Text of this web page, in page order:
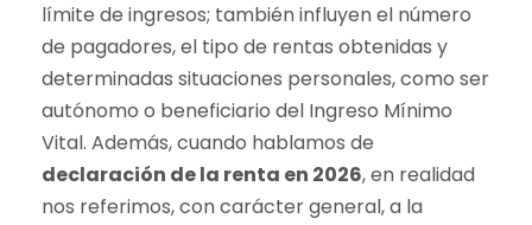
límite de ingresos; también influyen el número
de pagadores, el tipo de rentas obtenidas y
determinadas situaciones personales, como ser
autónomo o beneficiario del Ingreso Mínimo
Vital. Además, cuando hablamos de
declaración de la renta en 2026, en realidad
nos referimos, con carácter general, a la